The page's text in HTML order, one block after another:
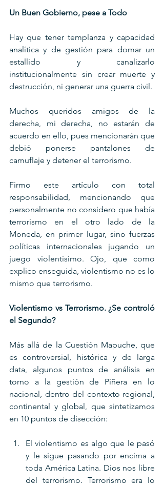
Un Buen Gobierno, pese a Todo
Hay que tener templanza y capacidad
analítica y de gestión para domar un
estallido y canalizarlo
institucionalmente sin crear muerte y
destrucción, ni generar una guerra civil.
Muchos queridos amigos de la
derecha, mi derecha, no estarán de
acuerdo en ello, pues mencionarán que
debió ponerse pantalones de
camuflaje y detener el terrorismo.
Firmo este artículo con total
responsabilidad, mencionando que
personalmente no considero que había
terrorismo en el otro lado de la
Moneda, en primer lugar, sino fuerzas
políticas internacionales jugando un
juego violentísimo. Ojo, que como
explico enseguida, violentismo no es lo
mismo que terrorismo.
Violentismo vs Terrorismo. ¿Se controló
el Segundo?
Más allá de la Cuestión Mapuche, que
es controversial, histórica y de larga
data, algunos puntos de análisis en
torno a la gestión de Piñera en lo
nacional, dentro del contexto regional,
continental y global, que sintetizamos
en 10 puntos de disección:
El violentismo es algo que le pasó
y le sigue pasando por encima a
toda América Latina. Dios nos libre
del terrorismo. Terrorismo era lo